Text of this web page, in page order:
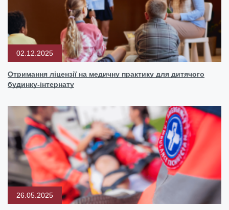
02.12.2025
Отримання ліцензії на медичну практику для дитячого
будинку-інтернату
26.05.2025